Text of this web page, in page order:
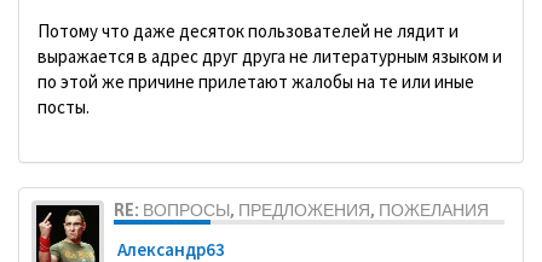
Потому что даже десяток пользователей не лядит и
выражается в адрес друг друга не литературным языком и
по этой же причине прилетают жалобы на те или иные
посты.
RE: ВОПРОСЫ, ПРЕДЛОЖЕНИЯ, ПОЖЕЛАНИЯ
Александр63